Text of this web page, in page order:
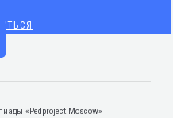
«Pedproject.Moscow»